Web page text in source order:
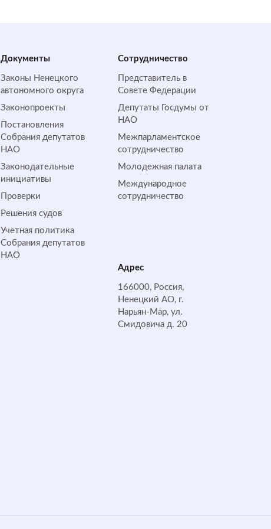
Документы
Законы Ненецкого
автономного округа
Законопроекты
Постановления
Собрания депутатов
НАО
Законодательные
инициативы
Проверки
Решения судов
Учетная политика
Собрания депутатов
НАО
Сотрудничество
Представитель в
Совете Федерации
Депутаты Госдумы от
НАО
Межпарламентское
сотрудничество
Молодежная палата
Международное
сотрудничество
Адрес
166000, Россия,
Ненецкий АО, г.
Нарьян-Мар, ул.
Смидовича д. 20